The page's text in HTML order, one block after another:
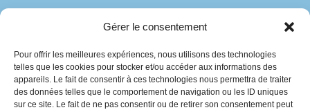
Gérer le consentement
Pour offrir les meilleures expériences, nous utilisons des technologies
telles que les cookies pour stocker et/ou accéder aux informations des
appareils. Le fait de consentir à ces technologies nous permettra de traiter
des données telles que le comportement de navigation ou les ID uniques
sur ce site. Le fait de ne pas consentir ou de retirer son consentement peut